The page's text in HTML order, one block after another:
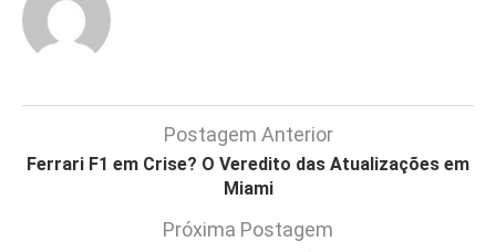
Postagem Anterior
Ferrari F1 em Crise? O Veredito das Atualizações em
Miami
Próxima Postagem